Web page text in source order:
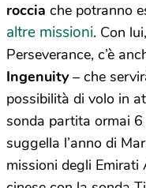
roccia che potranno
altre missioni. Con
Perseverance, c’è
Ingenuity– che
possibilità di volo in
sonda partita ormai
suggella l’anno di
missioni degli Emirati